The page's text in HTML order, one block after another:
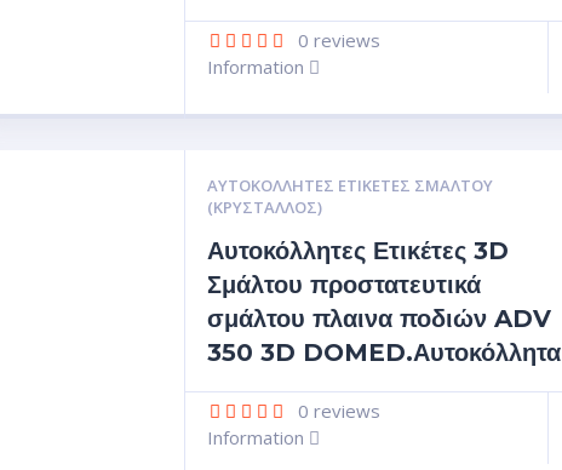
0 reviews
Information
ΑΥΤΟΚΌΛΛΗΤΕΣ ΕΤΙΚΈΤΕΣ ΣΜΆΛΤΟΥ
(ΚΡΥΣΤΑΛΛΟΣ)
Αυτοκόλλητες Ετικέτες 3D
Σμάλτου προστατευτικά
σμάλτου πλαινα ποδιών ADV
350 3D DOMED.Αυτοκόλλητα
0 reviews
Information